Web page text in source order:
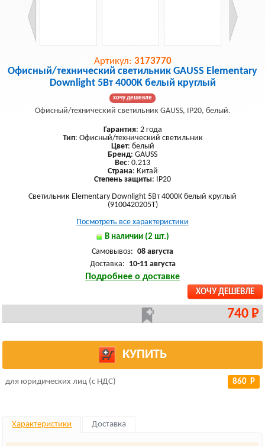
Артикул: 3173770
Офисный/технический светильник GAUSS Elementary
Downlight 5Вт 4000K белый круглый
хочу дешевле
Офисный/технический светильник GAUSS, IP20, белый.
Гарантия: 2 года
Тип: Офисный/технический светильник
Цвет: белый
Бренд: GAUSS
Вес: 0.213
Страна: Китай
Степень защиты: IP20
Светильник Elementary Downlight 5Вт 4000K белый круглый
(9100420205T)
Посмотреть все характеристики
В наличии (2 шт.)
Самовывоз: 08 августа
Доставка: 10-11 августа
Подробнее о доставке
ХОЧУ ДЕШЕВЛЕ
740 Р
КУПИТЬ
для юридических лиц (с НДС) 860 Р
Характеристики Доставка